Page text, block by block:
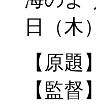
日（木
【原題
【監